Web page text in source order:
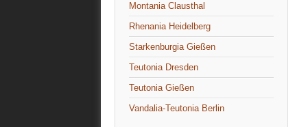
Montania Clausthal
Rhenania Heidelberg
Starkenburgia Gießen
Teutonia Dresden
Teutonia Gießen
Vandalia-Teutonia Berlin